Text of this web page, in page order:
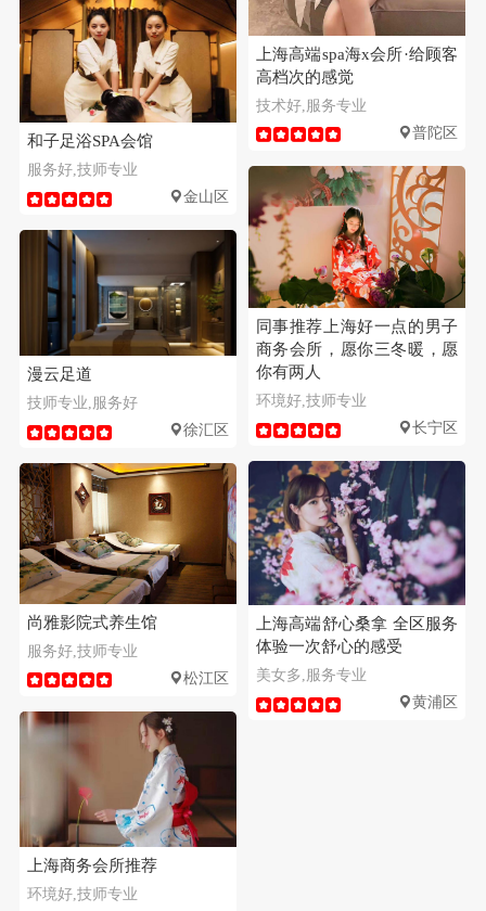
上海高端spa海x会所·给顾客
高档次的感觉
技术好,服务专业
普陀区
和子足浴SPA会馆
服务好,技师专业
金山区
同事推荐上海好一点的男子
商务会所，愿你三冬暖，愿
你有两人
环境好,技师专业
长宁区
漫云足道
技师专业,服务好
徐汇区
上海高端舒心桑拿 全区服务
体验一次舒心的感受
美女多,服务专业
黄浦区
尚雅影院式养生馆
服务好,技师专业
松江区
上海商务会所推荐
环境好,技师专业